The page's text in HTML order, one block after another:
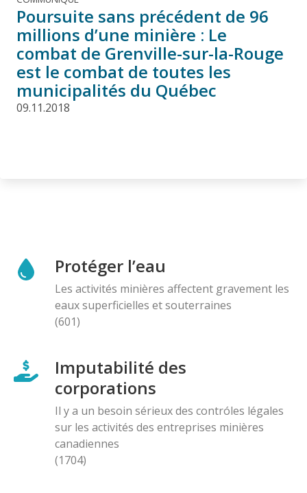
Poursuite sans précédent de 96
millions d’une minière : Le
combat de Grenville-sur-la-Rouge
est le combat de toutes les
municipalités du Québec
09.11.2018
Protéger l’eau
Les activités minières affectent gravement les
eaux superficielles et souterraines
(601)
Imputabilité des
corporations
Il y a un besoin sérieux des contróles légales
sur les activités des entreprises minières
canadiennes
(1704)